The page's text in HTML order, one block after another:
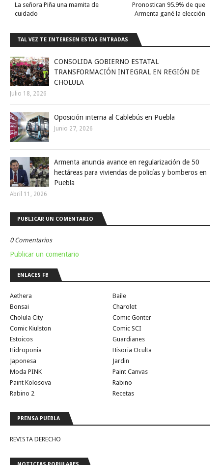
Pronostican 95.9% de que
Armenta gané la elección
La señora Piña una mamita de
cuidado
TAL VEZ TE INTERESEN ESTAS ENTRADAS
CONSOLIDA GOBIERNO ESTATAL
TRANSFORMACIÓN INTEGRAL EN REGIÓN DE
CHOLULA
Julio 18, 2026
Oposición interna al Cablebús en Puebla
Junio 27, 2026
Armenta anuncia avance en regularización de 50
hectáreas para viviendas de policías y bomberos en
Puebla
Abril 11, 2026
PUBLICAR UN COMENTARIO
0 Comentarios
Publicar un comentario
ENLACES FB
Aethera
Baile
Bonsai
Charolet
Cholula City
Comic Gonter
Comic Kiulston
Comic SCI
Estoicos
Guardianes
Hidroponia
Hisoria Oculta
Japonesa
Jardin
Moda PINK
Paint Canvas
Paint Kolosova
Rabino
Rabino 2
Recetas
PRENSA PUEBLA
REVISTA DERECHO